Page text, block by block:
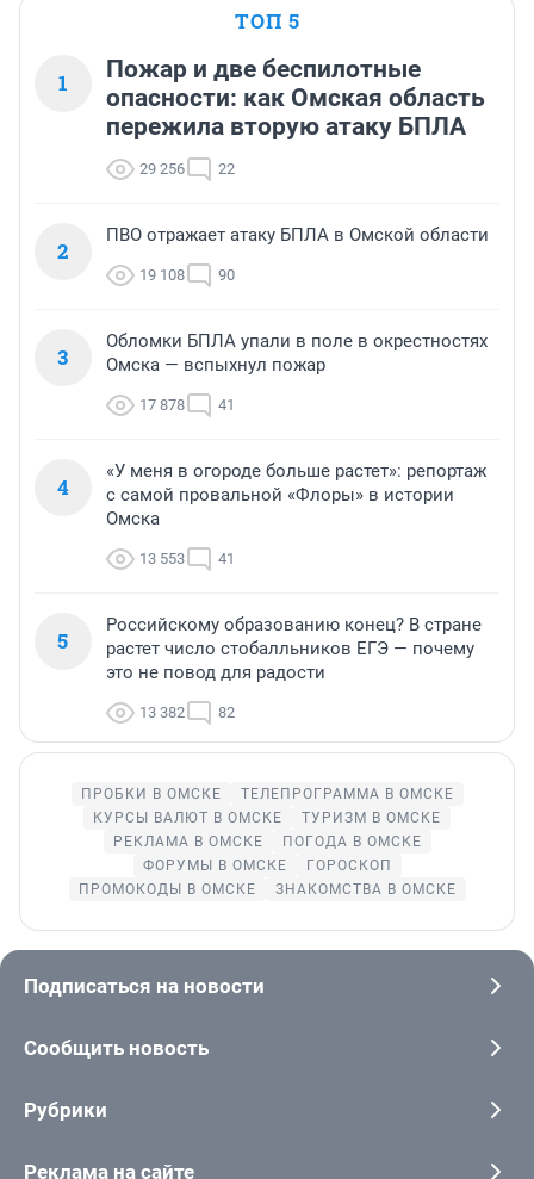
ТОП 5
1
Пожар и две беспилотные
опасности: как Омская область
пережила вторую атаку БПЛА
29 256 22
2
ПВО отражает атаку БПЛА в Омской области
19 108 90
3
Обломки БПЛА упали в поле в окрестностях
Омска — вспыхнул пожар
17 878 41
4
«У меня в огороде больше растет»: репортаж
с самой провальной «Флоры» в истории
Омска
13 553 41
5
Российскому образованию конец? В стране
растет число стобалльников ЕГЭ — почему
это не повод для радости
13 382 82
ПРОБКИ В ОМСКЕ
ТЕЛЕПРОГРАММА В ОМСКЕ
КУРСЫ ВАЛЮТ В ОМСКЕ
ТУРИЗМ В ОМСКЕ
РЕКЛАМА В ОМСКЕ
ПОГОДА В ОМСКЕ
ФОРУМЫ В ОМСКЕ
ГОРОСКОП
ПРОМОКОДЫ В ОМСКЕ
ЗНАКОМСТВА В ОМСКЕ
Подписаться на новости
Сообщить новость
Рубрики
Реклама на сайте